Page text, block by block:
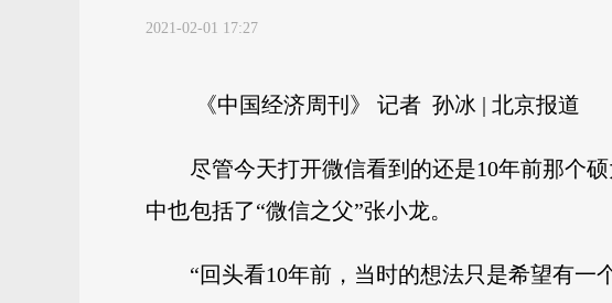
2021-02-01 17:27
《中国经济周刊》 记者 孙冰 | 北京报道
尽管今天打开微信看到的还是10年前那个
中也包括了“微信之父”张小龙。
“回头看10年前，当时的想法只是希望有